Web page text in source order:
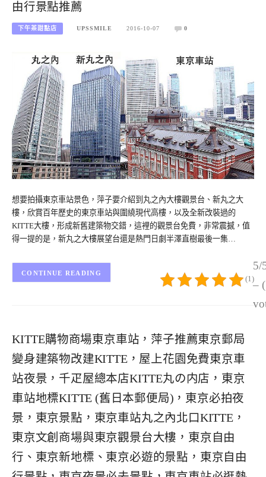
由行景點推薦
下午茶甜點店 UPSSMILE 2016-10-07 0
想要拍攝東京車站景色，萍子要介紹到丸之內大樓觀景台、新丸之大
樓，欣賞百年歷史的東京車站與圍繞現代高樓，以及全新改裝過的
KITTE大樓，形成新舊建築物交錯，這裡的觀景台免費，非常震撼，值
得一提的是，新丸之大樓展望台還是熱門日劇半澤直樹最後一集…
5/
–
(1)
CONTINUE READING
KITTE購物商場東京車站，萍子推薦東京郵局
變身建築物改建KITTE，屋上花園免費東京車
站夜景，千疋屋總本店KITTE丸の内店，東京
車站地標KITTE (舊日本郵便局)，東京必拍夜
景，東京景點，東京車站丸之內北口KITTE，
東京文創商場與東京觀景台大樓，東京自由
行、東京新地標、東京必遊的景點，東京自由